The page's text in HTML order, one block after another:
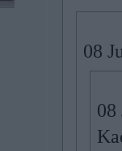
08
08